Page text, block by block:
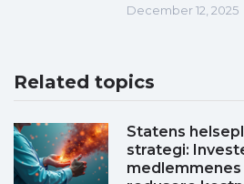
December 12, 2025
Related topics
Statens
strategi: